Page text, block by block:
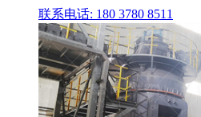
联系电话: 180 3780 8511